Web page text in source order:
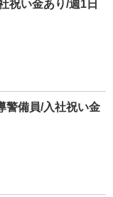
祝い金あり/週1日
警備員/入社祝い金